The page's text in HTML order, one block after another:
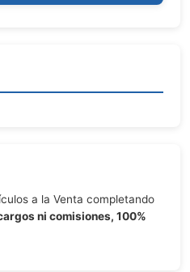
a la Venta completando
ni comisiones, 100%